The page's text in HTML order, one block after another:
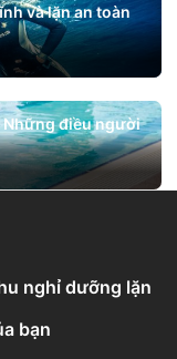
và lặn an toàn
Những điều người
nghỉ dưỡng lặn
bạn